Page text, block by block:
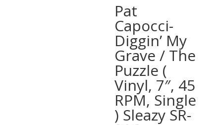
Pat
Capocci-
Diggin’ My
Grave / The
Puzzle (
Vinyl, 7″, 45
RPM, Single
) Sleazy SR-